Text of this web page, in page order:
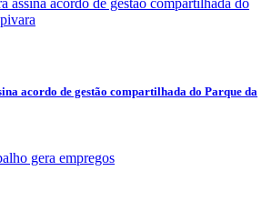
acordo de gestão compartilhada do Parque da